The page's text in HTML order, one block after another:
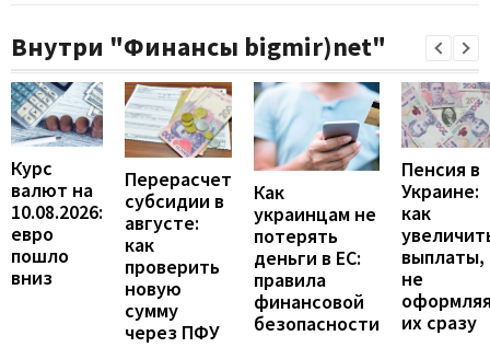
Внутри "Финансы bigmir)net"
Курс
валют на
10.08.2026:
евро
пошло
вниз
Перерасчет
субсидии в
августе:
как
проверить
новую
сумму
через ПФУ
Как
украинцам не
потерять
деньги в ЕС:
правила
финансовой
безопасности
Пенсия в
Украине:
как
выплаты,
не
их сразу